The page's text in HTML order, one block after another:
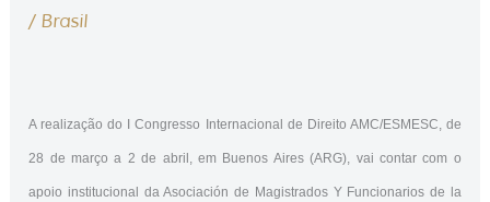
/ Brasil
A realização do I Congresso Internacional de Direito AMC/ESMESC, de
28 de março a 2 de abril, em Buenos Aires (ARG), vai contar com o
apoio institucional da Asociación de Magistrados Y Funcionarios de la